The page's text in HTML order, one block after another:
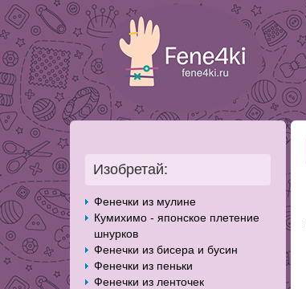
Изобретай:
Фенечки из мулине
Кумихимо - японское плетение
шнурков
Фенечки из бисера и бусин
Фенечки из пеньки
Фенечки из ленточек